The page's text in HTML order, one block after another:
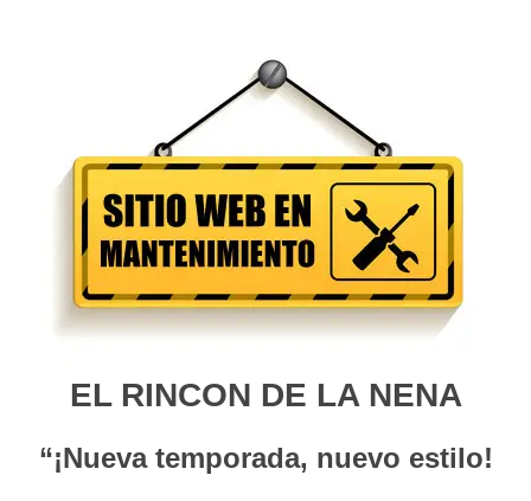
EL RINCON DE LA NENA
“¡Nueva temporada, nuevo estilo!